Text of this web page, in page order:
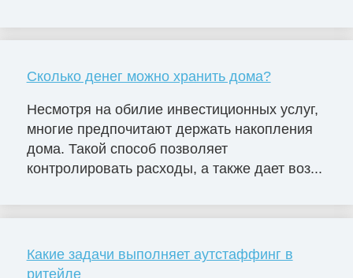
Сколько денег можно хранить дома?
Несмотря на обилие инвестиционных услуг,
многие предпочитают держать накопления
дома. Такой способ позволяет
контролировать расходы, а также дает воз...
Какие задачи выполняет аутстаффинг в
ритейле